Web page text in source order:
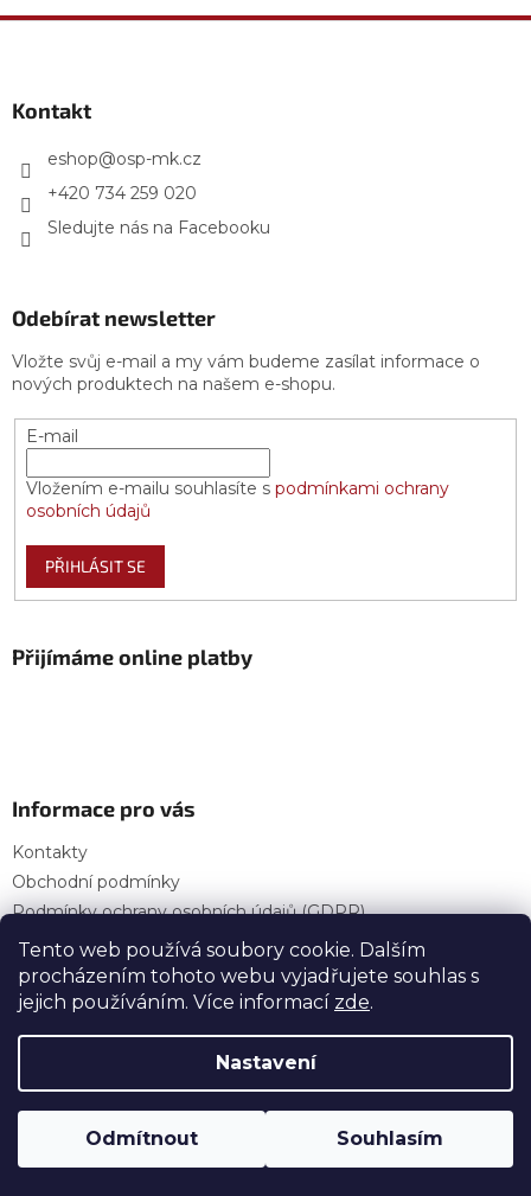
Tento web používá soubory cookie. Dalším
procházením tohoto webu vyjadřujete souhlas s
jejich používáním. Více informací zde.
Nastavení
Odmítnout Souhlasím
Kontakt
eshop@osp-mk.cz
+420 734 259 020
Sledujte nás na Facebooku
Odebírat newsletter
Vložte svůj e-mail a my vám budeme zasílat informace o
nových produktech na našem e-shopu.
E-mail
Vložením e-mailu souhlasíte s podmínkami ochrany
osobních údajů
PŘIHLÁSIT SE
Přijímáme online platby
Informace pro vás
Kontakty
Obchodní podmínky
Podmínky ochrany osobních údajů (GDPR)
Provozní doba
Copyright 2026OSP Stavebniny — E-shop | Vše
pro vaši stavbu
. Všechna práva vyhrazena.